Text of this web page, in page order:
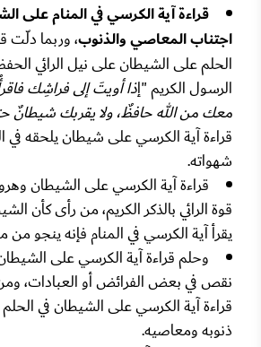
قراءة آية الكرسي في المنام على
اجتناب المعاصي والذنوب، وربما دلّت
الحلم على الشيطان على نيل الرائي
الرسول الكريم "إذا أويتَ إلى فراشِك
معك من الله حافظٌ، ولا يقربك
قراءة آية الكرسي على شيطان يلحقه في
شهواته.
قراءة آية الكرسي على الشيطان
قوة الرائي بالذكر الكريم، من رأى كأن
يقرأ آية الكرسي في المنام فإنه ينجو من
وحلم قراءة آية الكرسي على
نقص في بعض الفرائض أو العبادات،
قراءة آية الكرسي على الشيطان في
ذنوبه ومعاصيه.